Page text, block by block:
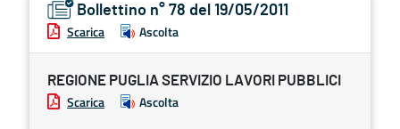
Bollettino n° 78 del 19/05/2011
Scarica Ascolta
REGIONE PUGLIA SERVIZIO LAVORI PUBBLICI
Scarica Ascolta